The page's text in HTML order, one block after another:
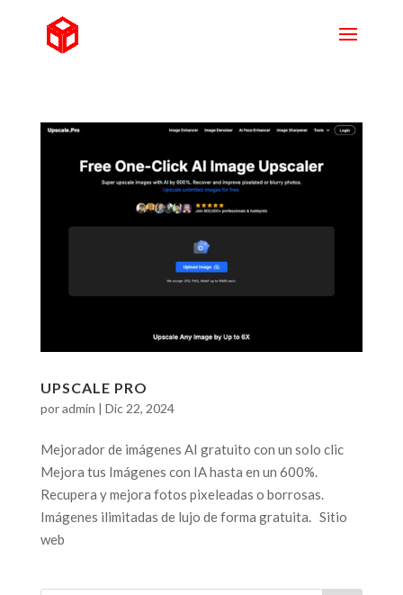
UPSCALE PRO
poradmin | Dic 22, 2024
Mejorador de imágenes AI gratuito con un solo clic
Mejora tus Imágenes con IA hasta en un 600%.
Recupera y mejora fotos pixeleadas o borrosas.
Imágenes ilimitadas de lujo de forma gratuita. Sitio
web